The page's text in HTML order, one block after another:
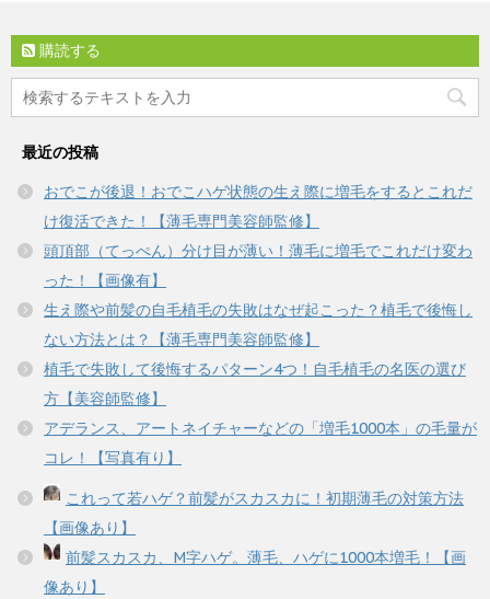
購読する
最近の投稿
おでこが後退！おでこハゲ状態の生え際に増毛をするとこれだ
け復活できた！【薄毛専門美容師監修】
頭頂部（てっぺん）分け目が薄い！薄毛に増毛でこれだけ変わ
った！【画像有】
生え際や前髪の自毛植毛の失敗はなぜ起こった？植毛で後悔し
ない方法とは？【薄毛専門美容師監修】
植毛で失敗して後悔するパターン4つ！自毛植毛の名医の選び
方【美容師監修】
アデランス、アートネイチャーなどの「増毛1000本」の毛量が
コレ！【写真有り】
これって若ハゲ？前髪がスカスカに！初期薄毛の対策方法
【画像あり】
前髪スカスカ、M字ハゲ。薄毛、ハゲに1000本増毛！【画
像あり】